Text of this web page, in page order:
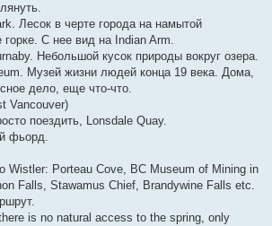
Лесок в черте города на намытой
С нее вид на Indian Arm.
Небольшой кусок природы вокруг озера.
Музей жизни людей конца 19 века. Дома,
дело, еще что-что.
Vancouver)
поездить, Lonsdale Quay.
фьорд.
Wistler: Porteau Cove, BC Museum of Mining in
Falls, Stawamus Chief, Brandywine Falls etc.
is no natural access to the spring, only